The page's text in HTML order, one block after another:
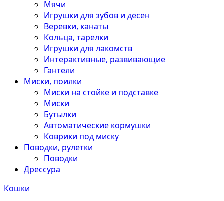
Мячи
Игрушки для зубов и десен
Веревки, канаты
Кольца, тарелки
Игрушки для лакомств
Интерактивные, развивающие
Гантели
Миски, поилки
Миски на стойке и подставке
Миски
Бутылки
Автоматические кормушки
Коврики под миску
Поводки, рулетки
Поводки
Дрессура
Кошки